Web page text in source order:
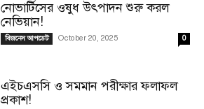
নোভার্টিসের ওষুধ উৎপাদন শুরু করল
নেভিয়ান!
বিজনেস আপডেট October 20, 2025 0
এইচএসসি ও সমমান পরীক্ষার ফলাফল
প্রকাশ!